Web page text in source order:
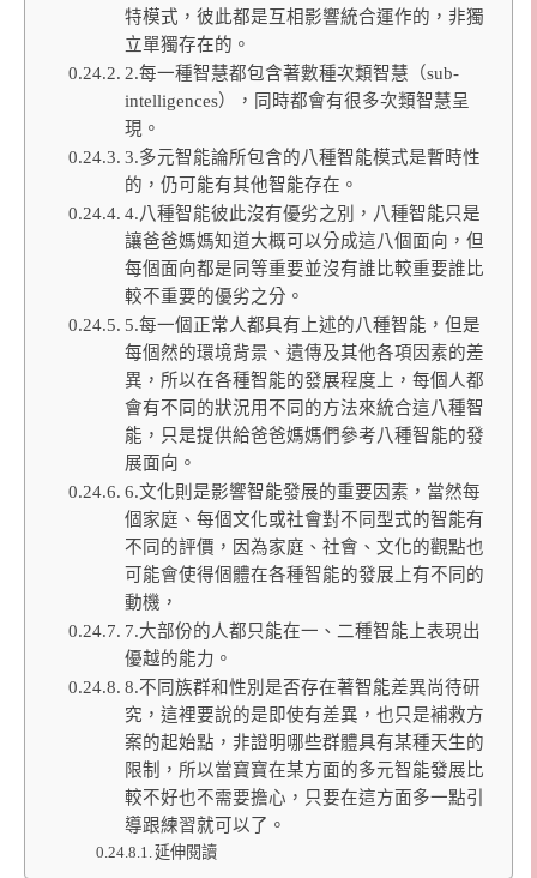
特模式，彼此都是互相影響統合運作的，非獨
立單獨存在的。
2.每一種智慧都包含著數種次類智慧（sub-
intelligences），同時都會有很多次類智慧呈
現。
3.多元智能論所包含的八種智能模式是暫時性
的，仍可能有其他智能存在。
4.八種智能彼此沒有優劣之別，八種智能只是
讓爸爸媽媽知道大概可以分成這八個面向，但
每個面向都是同等重要並沒有誰比較重要誰比
較不重要的優劣之分。
5.每一個正常人都具有上述的八種智能，但是
每個然的環境背景、遺傳及其他各項因素的差
異，所以在各種智能的發展程度上，每個人都
會有不同的狀況用不同的方法來統合這八種智
能，只是提供給爸爸媽媽們參考八種智能的發
展面向。
6.文化則是影響智能發展的重要因素，當然每
個家庭、每個文化或社會對不同型式的智能有
不同的評價，因為家庭、社會、文化的觀點也
可能會使得個體在各種智能的發展上有不同的
動機，
7.大部份的人都只能在一、二種智能上表現出
優越的能力。
8.不同族群和性別是否存在著智能差異尚待研
究，這裡要說的是即使有差異，也只是補救方
案的起始點，非證明哪些群體具有某種天生的
限制，所以當寶寶在某方面的多元智能發展比
較不好也不需要擔心，只要在這方面多一點引
導跟練習就可以了。
延伸閱讀